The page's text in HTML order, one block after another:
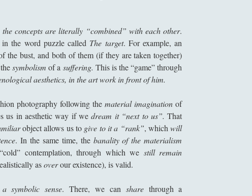
the concepts are literally “combined” with each other.
the word puzzle called The target. For example, an
the bust, and both of them (if they are taken together)
thesymbolism of a suffering. This is the “game” through
aesthetics, in the art work in front of him.
photography following thematerial imaginationof
us in aesthetic way if wedream it “next to us”.That
object allows us to give to it a “rank”, whichwill
. In the same time, the banality of the materialism
contemplation, through which we still remain
asoverour existence), is valid.
symbolic sense. There, we can share through a